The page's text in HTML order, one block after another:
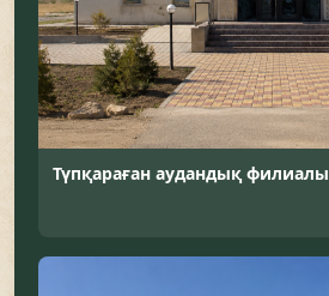
Түпқараған аудандық филиалы